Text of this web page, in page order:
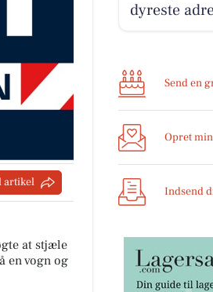
artikel
at stjæle
en vogn og
dyreste
Send en
Opret
Indsend